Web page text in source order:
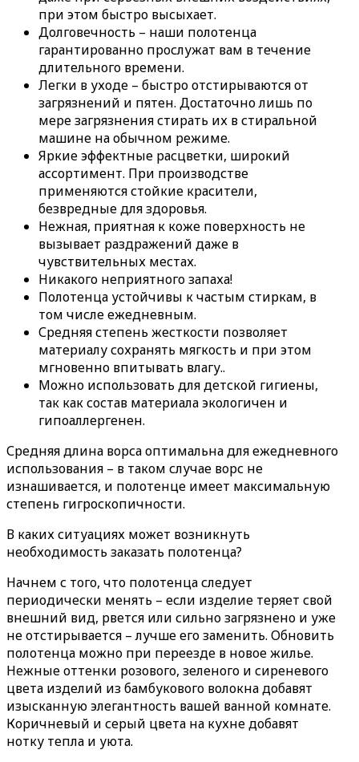
при этом быстро высыхает.
Долговечность – наши полотенца
гарантированно прослужат вам в течение
длительного времени.
Легки в уходе – быстро отстирываются от
загрязнений и пятен. Достаточно лишь по
мере загрязнения стирать их в стиральной
машине на обычном режиме.
Яркие эффектные расцветки, широкий
ассортимент. При производстве
применяются стойкие красители,
безвредные для здоровья.
Нежная, приятная к коже поверхность не
вызывает раздражений даже в
чувствительных местах.
Никакого неприятного запаха!
Полотенца устойчивы к частым стиркам, в
том числе ежедневным.
Средняя степень жесткости позволяет
материалу сохранять мягкость и при этом
мгновенно впитывать влагу..
Можно использовать для детской гигиены,
так как состав материала экологичен и
гипоаллергенен.
Средняя длина ворса оптимальна для ежедневного
использования – в таком случае ворс не
изнашивается, и полотенце имеет максимальную
степень гигроскопичности.
В каких ситуациях может возникнуть
необходимость заказать полотенца?
Начнем с того, что полотенца следует
периодически менять – если изделие теряет свой
внешний вид, рвется или сильно загрязнено и уже
не отстирывается – лучше его заменить. Обновить
полотенца можно при переезде в новое жилье.
Нежные оттенки розового, зеленого и сиреневого
цвета изделий из бамбукового волокна добавят
изысканную элегантность вашей ванной комнате.
Коричневый и серый цвета на кухне добавят
нотку тепла и уюта.